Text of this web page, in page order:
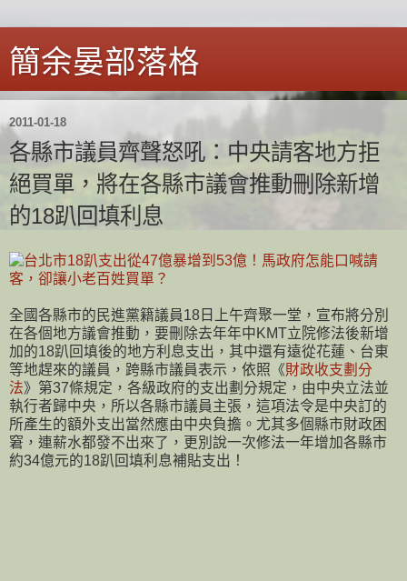
簡余晏部落格
2011-01-18
各縣市議員齊聲怒吼：中央請客地方拒
絕買單，將在各縣市議會推動刪除新增
的18趴回填利息
全國各縣市的民進黨籍議員18日上午齊聚一堂，宣布將分別
在各個地方議會推動，要刪除去年年中KMT立院修法後新增
加的18趴回填後的地方利息支出，其中還有遠從花蓮、台東
等地趕來的議員，跨縣市議員表示，依照《財政收支劃分
法》第37條規定，各級政府的支出劃分規定，由中央立法並
執行者歸中央，所以各縣市議員主張，這項法令是中央訂的
所產生的額外支出當然應由中央負擔。尤其多個縣市財政困
窘，連薪水都發不出來了，更別說一次修法一年增加各縣市
約34億元的18趴回填利息補貼支出！